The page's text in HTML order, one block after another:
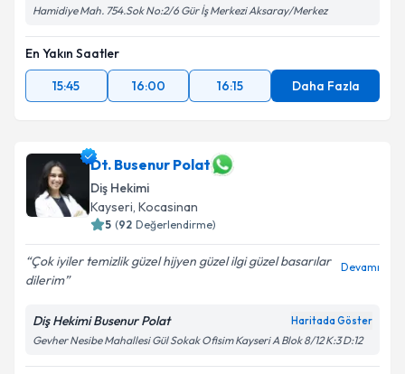
Hamidiye Mah. 754.Sok No:2/6 Gür İş Merkezi Aksaray/Merkez
En Yakın Saatler
15:45
16:00 16:15 Daha Fazla
Dt. Busenur Polat
Diş Hekimi
Kayseri, Kocasinan
5 (92 Değerlendirme)
Çok iyiler temizlik güzel hijyen güzel ilgi güzel basarılar
dilerim
Devamı
Diş Hekimi Busenur Polat Haritada Göster
Gevher Nesibe Mahallesi Gül Sokak Ofisim Kayseri A Blok 8/12 K:3 D:12